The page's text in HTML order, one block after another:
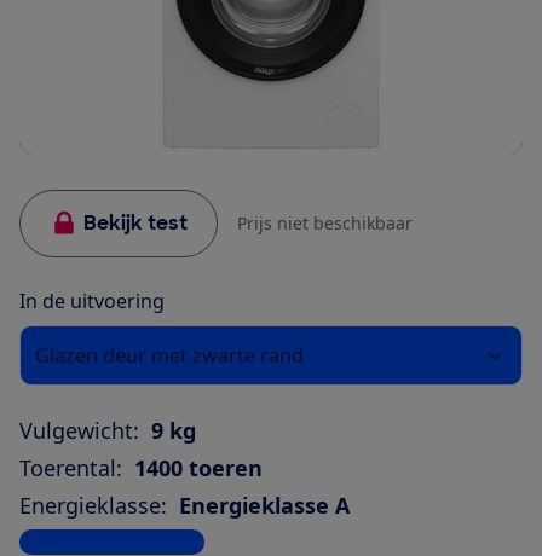
Bekijk test Prijs niet beschikbaar
In de uitvoering
Glazen deur met zwarte rand
Vulgewicht: 9 kg
Toerental: 1400 toeren
Energieklasse: Energieklasse A
Bekijk alle specificaties